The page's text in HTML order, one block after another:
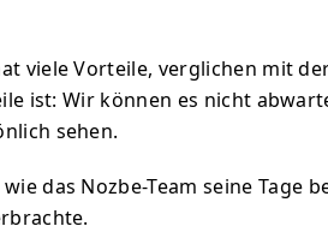
viele Vorteile, verglichen mit
ist: Wir können es nicht
sehen.
das Nozbe-Team seine Tage